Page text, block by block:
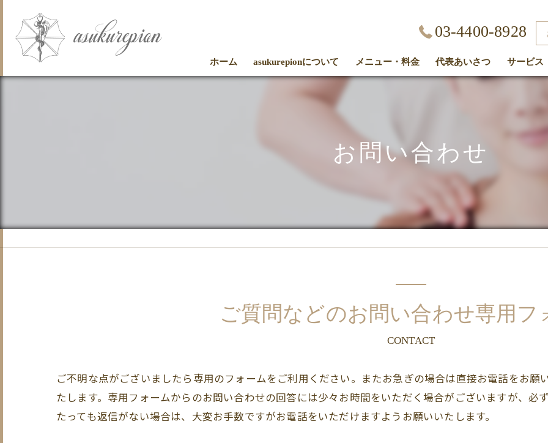
03-4400-8928
ホーム asukurepionについて メニュー・料金 代表あいさつ サービス
お問い合わせ
ご質問などのお問い合わせ専用フ
CONTACT
ご不明な点がございましたら専用のフォームをご利用ください。またお急ぎの場合は直接お電話をお願
たします。専用フォームからのお問い合わせの回答には少々お時間をいただく場合がございますが、必
たっても返信がない場合は、大変お手数ですがお電話をいただけますようお願いいたします。